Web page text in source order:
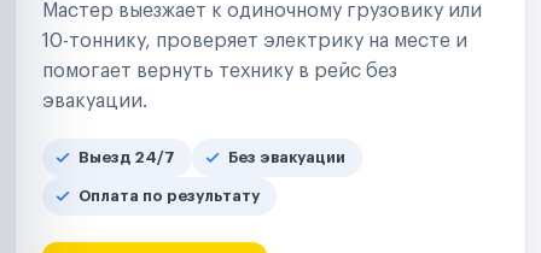
Мастер выезжает к одиночному грузовику или
10-тоннику, проверяет электрику на месте и
помогает вернуть технику в рейс без
эвакуации.
Выезд 24/7 Без эвакуации
Оплата по результату